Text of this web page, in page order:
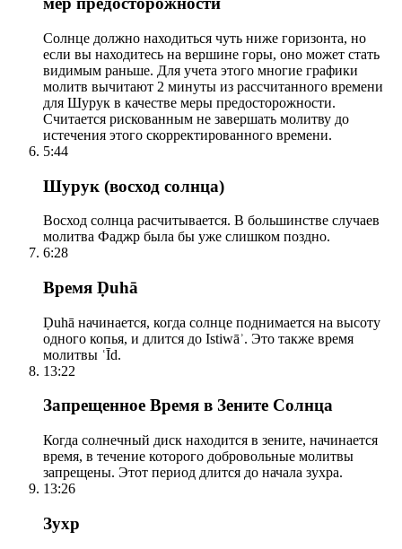
Солнце должно находиться чуть ниже горизонта, но
если вы находитесь на вершине горы, оно может стать
видимым раньше. Для учета этого многие графики
молитв вычитают 2 минуты из рассчитанного времени
для Шурук в качестве меры предосторожности.
Считается рискованным не завершать молитву до
истечения этого скорректированного времени.
5:44
Шурук (восход солнца)
Восход солнца расчитывается. В большинстве случаев
молитва Фаджр была бы уже слишком поздно.
6:28
Время Ḍuhā
Ḍuhā начинается, когда солнце поднимается на высоту
одного копья, и длится до Istiwāʾ. Это также время
молитвы ʿĪd.
13:22
Запрещенное Время в Зените Солнца
Когда солнечный диск находится в зените, начинается
время, в течение которого добровольные молитвы
запрещены. Этот период длится до начала зухра.
13:26
Зухр